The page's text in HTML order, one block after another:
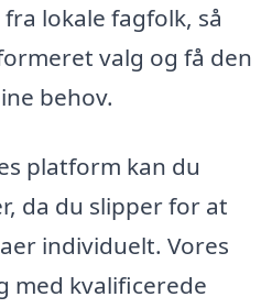
lokale fagfolk, så
valg og få den
behov.
platform kan du
da du slipper for at
individuelt. Vores
med kvalificerede